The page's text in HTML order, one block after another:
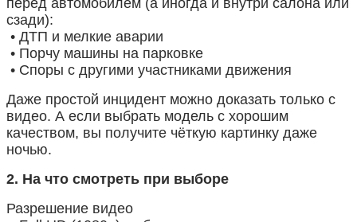
сзади):
• ДТП и мелкие аварии
• Порчу машины на парковке
• Споры с другими участниками движения
Даже простой инцидент можно доказать только с
видео. А если выбрать модель с хорошим
качеством, вы получите чёткую картинку даже
ночью.
2. На что смотреть при выборе
Разрешение видео